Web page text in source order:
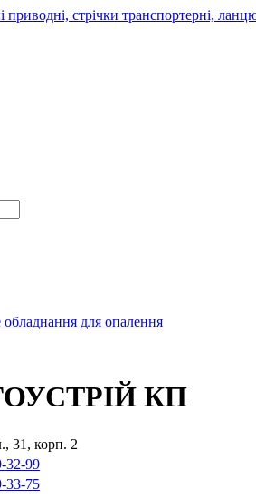
КП
31, корп. 2
32-99
33-75